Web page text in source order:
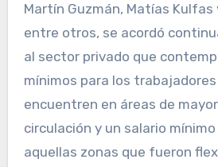
Martín Guzmán, Matías Kulfas
entre otros, se acordó
al sector privado que
mínimos para los
encuentren en áreas de
circulación y un salario
aquellas zonas que fueron